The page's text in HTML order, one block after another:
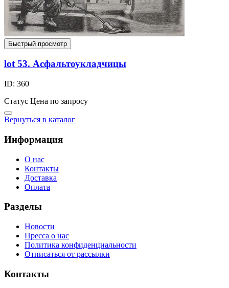
Быстрый просмотр
lot 53. Асфальтоукладчицы
ID: 360
Статус Цена по запросу
Вернуться в каталог
Информация
О нас
Контакты
Доставка
Оплата
Разделы
Новости
Пресса о нас
Политика конфиденциальности
Отписаться от рассылки
Контакты